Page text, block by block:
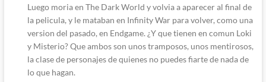
Luego moria en The Dark World y volvia a aparecer al final de
la pelicula, y le mataban en Infinity War para volver, como una
version del pasado, en Endgame. ¿Y que tienen en comun Loki
y Misterio? Que ambos son unos tramposos, unos mentirosos,
la clase de personajes de quienes no puedes fiarte de nada de
lo que hagan.